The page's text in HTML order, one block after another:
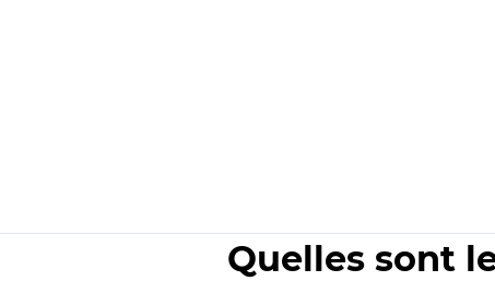
Quelles sont